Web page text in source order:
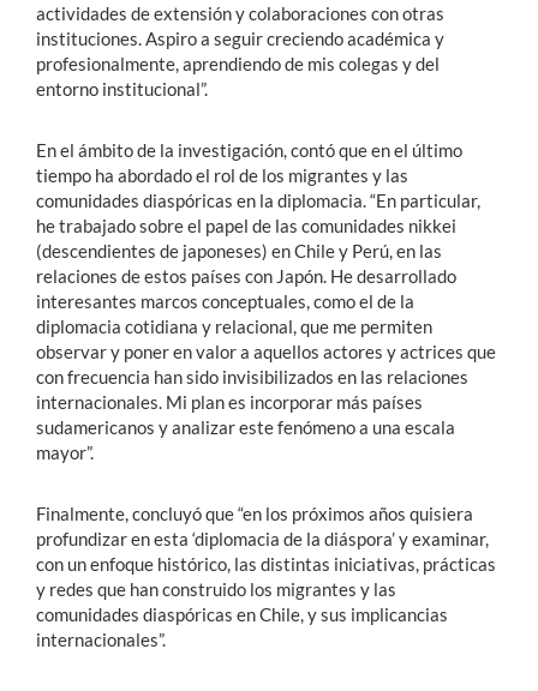
actividades de extensión y colaboraciones con otras
instituciones. Aspiro a seguir creciendo académica y
profesionalmente, aprendiendo de mis colegas y del
entorno institucional”.
En el ámbito de la investigación, contó que en el último
tiempo ha abordado el rol de los migrantes y las
comunidades diaspóricas en la diplomacia. “En particular,
he trabajado sobre el papel de las comunidades nikkei
(descendientes de japoneses) en Chile y Perú, en las
relaciones de estos países con Japón. He desarrollado
interesantes marcos conceptuales, como el de la
diplomacia cotidiana y relacional, que me permiten
observar y poner en valor a aquellos actores y actrices que
con frecuencia han sido invisibilizados en las relaciones
internacionales. Mi plan es incorporar más países
sudamericanos y analizar este fenómeno a una escala
mayor”.
Finalmente, concluyó que “en los próximos años quisiera
profundizar en esta ‘diplomacia de la diáspora’ y examinar,
con un enfoque histórico, las distintas iniciativas, prácticas
y redes que han construido los migrantes y las
comunidades diaspóricas en Chile, y sus implicancias
internacionales”.